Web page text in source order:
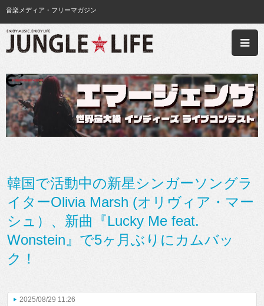
音楽メディア・フリーマガジン
韓国で活動中の新星シンガーソングラ
イターOlivia Marsh (オリヴィア・マー
シュ）、新曲『Lucky Me feat.
Wonstein』で5ヶ月ぶりにカムバッ
ク！
2025/08/29 11:26